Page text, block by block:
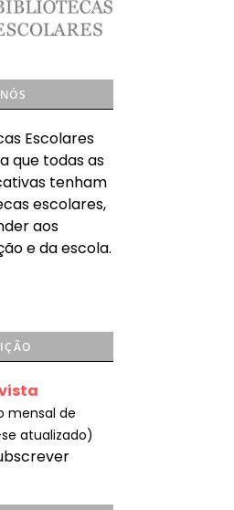
Escolares
que todas as
tenham
escolares,
aos
e da escola.
mensal de
atualizado)